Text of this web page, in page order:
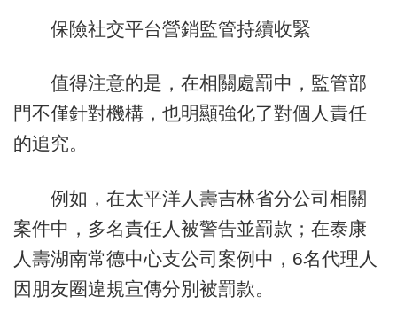
保險社交平台營銷監管持續收緊
值得注意的是，在相關處罰中，監管部
門不僅針對機構，也明顯強化了對個人責任
的追究。
例如，在太平洋人壽吉林省分公司相關
案件中，多名責任人被警告並罰款；在泰康
人壽湖南常德中心支公司案例中，6名代理人
因朋友圈違規宣傳分別被罰款。